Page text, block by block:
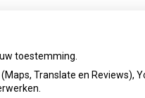
toestemming.
Translate en Reviews),